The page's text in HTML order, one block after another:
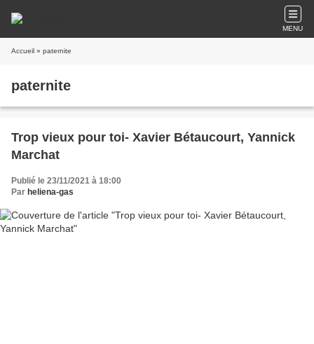
MENU
Accueil » paternite
paternite
Trop vieux pour toi- Xavier Bétaucourt, Yannick
Marchat
Publié le 23/11/2021 à 18:00
Par heliena-gas